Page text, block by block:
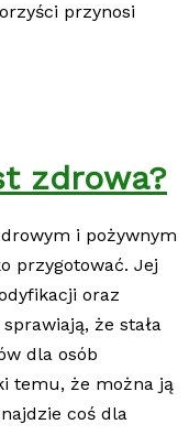
przynosi
zdrowa?
i pożywnym
przygotować. Jej
oraz
że stała
dla osób
temu, że można ją
coś dla